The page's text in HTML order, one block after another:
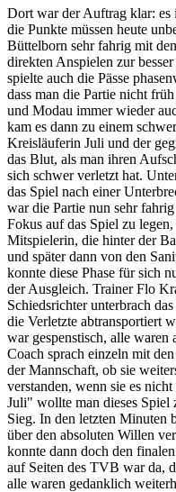
Dort war der Auftrag klar:
die Punkte müssen heute
Büttelborn sehr fahrig mit
direkten Anspielen zur
spielte auch die Pässe
dass man die Partie nicht
und Modau immer wieder
kam es dann zu einem
Kreisläuferin Juli und der
das Blut, als man ihren
sich schwer verletzt hat.
das Spiel nach einer
war die Partie nun sehr
Fokus auf das Spiel zu
Mitspielerin, die hinter der
und später dann von den
konnte diese Phase für sich
der Ausgleich. Trainer Flo
Schiedsrichter unterbrach
die Verletzte abtransportiert
war gespenstisch, alle
Coach sprach einzeln mit
der Mannschaft, ob sie
verstanden, wenn sie es
Juli" wollte man dieses Spiel
Sieg. In den letzten Minuten
über den absoluten Willen
konnte dann doch den
auf Seiten des TVB war da,
alle waren gedanklich